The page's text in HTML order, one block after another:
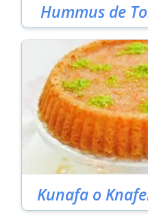
Hummus de
Kunafa o